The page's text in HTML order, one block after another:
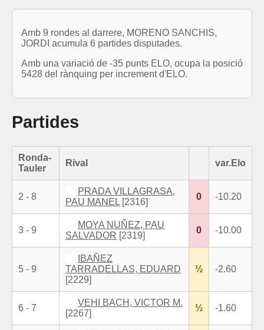
Amb 9 rondes al darrere, MORENO SANCHIS,
JORDI acumula 6 partides disputades.
Amb una variació de -35 punts ELO, ocupa la posició
5428 del rànquing per increment d'ELO.
Partides
Ronda-
Tauler
Rival var.Elo
2 - 8
PRADA VILLAGRASA,
PAU MANEL [2316]
0 -10.20
3 - 9
MOYA NUÑEZ, PAU
SALVADOR [2319]
0 -10.00
5 - 9
IBAÑEZ
TARRADELLAS, EDUARD
[2229]
½ -2.60
6 - 7
VEHI BACH, VICTOR M.
[2267]
½ -1.60